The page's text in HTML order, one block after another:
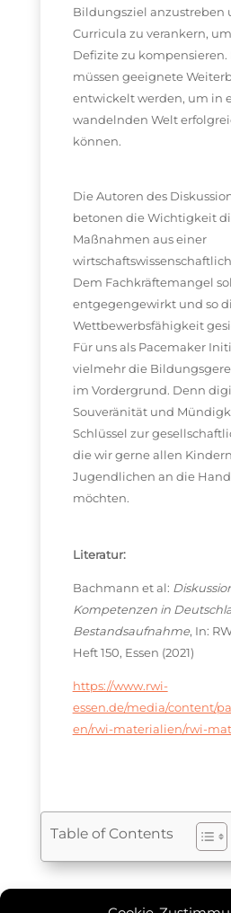
Bildungsziel anzustreben
Curricula zu verankern,
Defizite zu kompensieren.
müssen geeignete
entwickelt werden, um in
wandelnden Welt
können.
Die Autoren des
betonen die Wichtigkeit
Maßnahmen aus einer
Dem Fachkräftemangel
entgegengewirkt und so
Wettbewerbsfähigkeit
Für uns als Pacemaker
vielmehr die
im Vordergrund. Denn
Souveränität und
Schlüssel zur
die wir gerne allen
Jugendlichen an die
möchten.
Literatur:
Bachmann et al:
Kompetenzen in
Bestandsaufnahme, In:
Heft 150, Essen (2021)
https://www.rwi-
essen.de/media/content/
en/rwi-materialien/rwi-
Table of Contents